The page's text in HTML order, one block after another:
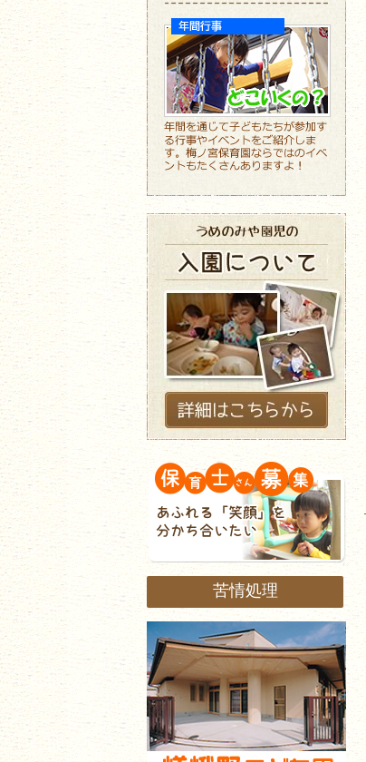
苦情処理